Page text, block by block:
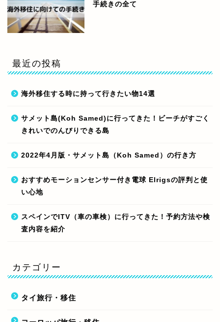
手続きの全て
最近の投稿
海外移住する時に持って行きたい物14選
サメット島(Koh Samed)に行ってきた！ビーチがすごく
きれいでのんびりできる島
2022年4月版・サメット島（Koh Samed）の行き方
おすすめモーションセンサー付き電球 Elrigsの評判と使
い心地
スペインでITV（車の車検）に行ってきた！予約方法や検
査内容を紹介
カテゴリー
タイ旅行・移住